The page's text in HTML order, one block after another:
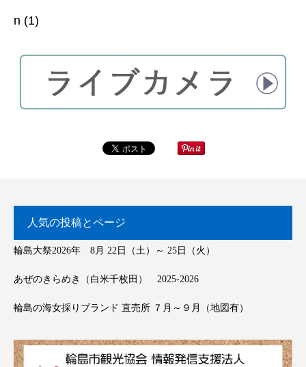
n (1)
人気の投稿とページ
輪島大祭2026年 8月 22日（土）～ 25日（火）
あぜのきらめき（白米千枚田） 2025-2026
輪島の海女採りブランド 直売所 ７月～９月（地図有）